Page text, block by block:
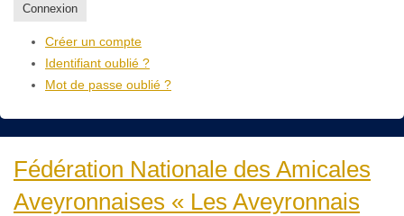
Connexion
Créer un compte
Identifiant oublié ?
Mot de passe oublié ?
Fédération Nationale des Amicales
Aveyronnaises « Les Aveyronnais